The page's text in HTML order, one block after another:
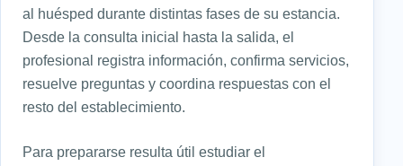
al huésped durante distintas fases de su estancia.
Desde la consulta inicial hasta la salida, el
profesional registra información, confirma servicios,
resuelve preguntas y coordina respuestas con el
resto del establecimiento.
Para prepararse resulta útil estudiar el